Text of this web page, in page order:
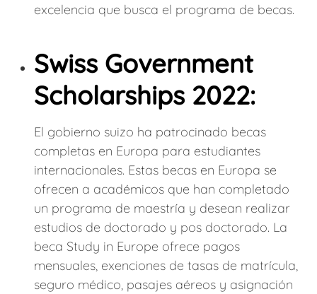
excelencia que busca el programa de becas.
Swiss Government
Scholarships 2022:
El gobierno suizo ha patrocinado becas
completas en Europa para estudiantes
internacionales. Estas becas en Europa se
ofrecen a académicos que han completado
un programa de maestría y desean realizar
estudios de doctorado y pos doctorado. La
beca Study in Europe ofrece pagos
mensuales, exenciones de tasas de matrícula,
seguro médico, pasajes aéreos y asignación